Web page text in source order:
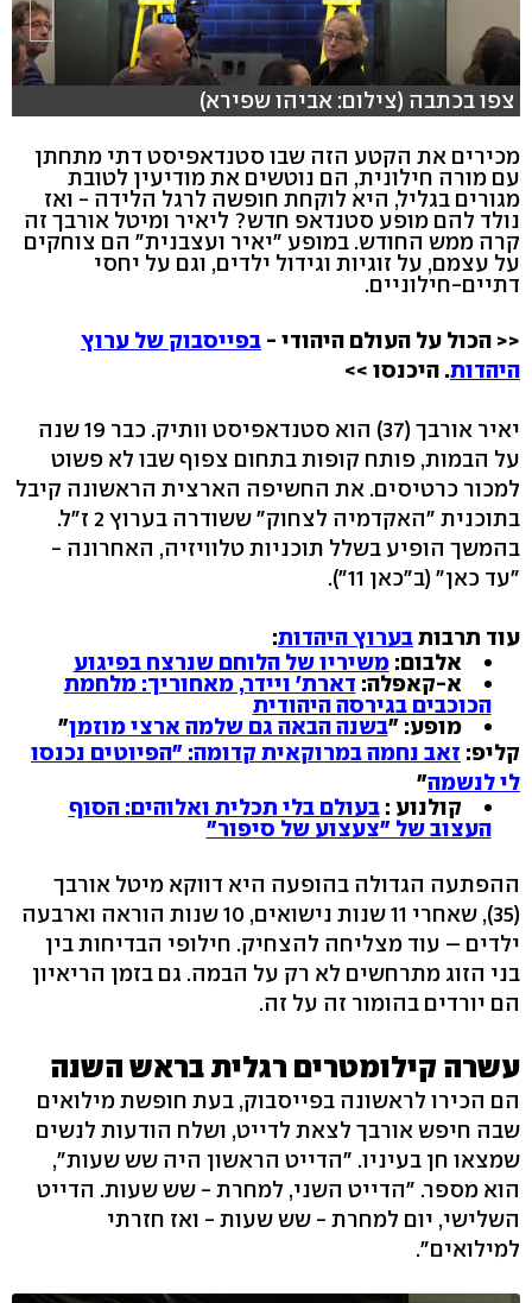
צפו בכתבה (צילום: אביהו שפירא)
מכירים את הקטע הזה שבו סטנדאפיסט דתי מתחתן
עם מורה חילונית, הם נוטשים את מודיעין לטובת
מגורים בגליל, היא לוקחת חופשה לרגל הלידה - ואז
נולד להם מופע סטנדאפ חדש? ליאיר ומיטל אורבך זה
קרה ממש החודש. במופע "יאיר ועצבנית" הם צוחקים
על עצמם, על זוגיות וגידול ילדים, וגם על יחסי
דתיים-חילוניים.
<< הכול על העולם היהודי - בפייסבוק של ערוץ
היהדות. היכנסו >>
יאיר אורבך (37) הוא סטנדאפיסט וותיק. כבר 19 שנה
על הבמות, פותח קופות בתחום צפוף שבו לא פשוט
למכור כרטיסים. את החשיפה הארצית הראשונה קיבל
בתוכנית "האקדמיה לצחוק" ששודרה בערוץ 2 ז"ל.
בהמשך הופיע בשלל תוכניות טלוויזיה, האחרונה -
"עד כאן" (ב"כאן 11").
עוד תרבותבערוץ היהדות:
אלבום:משיריו של הלוחם שנרצח בפיגוע
א-קאפלה: דארת' ויידר, מאחוריך: מלחמת
הכוכבים בגירסה היהודית
מופע: "בשנה הבאה גם שלמה ארצי מוזמן"
קליפ: זאב נחמה במרוקאית קדומה: "הפיוטים נכנסו
לי לנשמה"
קולנוע :בעולם בלי תכלית ואלוהים: הסוף
העצוב של "צעצוע של סיפור"
ההפתעה הגדולה בהופעה היא דווקא מיטל אורבך
(35), שאחרי 11 שנות נישואים, 10 שנות הוראה וארבעה
ילדים – עוד מצליחה להצחיק. חילופי הבדיחות בין
בני הזוג מתרחשים לא רק על הבמה. גם בזמן הריאיון
הם יורדים בהומור זה על זה.
עשרה קילומטרים רגלית בראש השנה
הם הכירו לראשונה בפייסבוק, בעת חופשת מילואים
שבה חיפש אורבך לצאת לדייט, ושלח הודעות לנשים
שמצאו חן בעיניו. "הדייט הראשון היה שש שעות",
הוא מספר. "הדייט השני, למחרת - שש שעות. הדייט
השלישי, יום למחרת - שש שעות - ואז חזרתי
למילואים".